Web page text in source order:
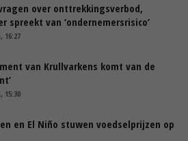
over onttrekkingsverbod,
spreekt van ‘ondernemersrisico’
16:27
van Krullvarkens komt van de
15:30
en El Niño stuwen voedselprijzen op